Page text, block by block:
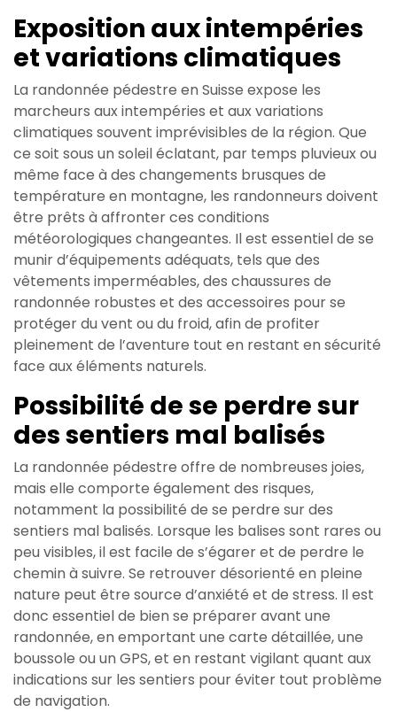
Exposition aux intempéries
et variations climatiques
La randonnée pédestre en Suisse expose les
marcheurs aux intempéries et aux variations
climatiques souvent imprévisibles de la région. Que
ce soit sous un soleil éclatant, par temps pluvieux ou
même face à des changements brusques de
température en montagne, les randonneurs doivent
être prêts à affronter ces conditions
météorologiques changeantes. Il est essentiel de se
munir d’équipements adéquats, tels que des
vêtements imperméables, des chaussures de
randonnée robustes et des accessoires pour se
protéger du vent ou du froid, afin de profiter
pleinement de l’aventure tout en restant en sécurité
face aux éléments naturels.
Possibilité de se perdre sur
des sentiers mal balisés
La randonnée pédestre offre de nombreuses joies,
mais elle comporte également des risques,
notamment la possibilité de se perdre sur des
sentiers mal balisés. Lorsque les balises sont rares ou
peu visibles, il est facile de s’égarer et de perdre le
chemin à suivre. Se retrouver désorienté en pleine
nature peut être source d’anxiété et de stress. Il est
donc essentiel de bien se préparer avant une
randonnée, en emportant une carte détaillée, une
boussole ou un GPS, et en restant vigilant quant aux
indications sur les sentiers pour éviter tout problème
de navigation.